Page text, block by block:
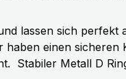
lassen sich
einen
Stabiler Metall D